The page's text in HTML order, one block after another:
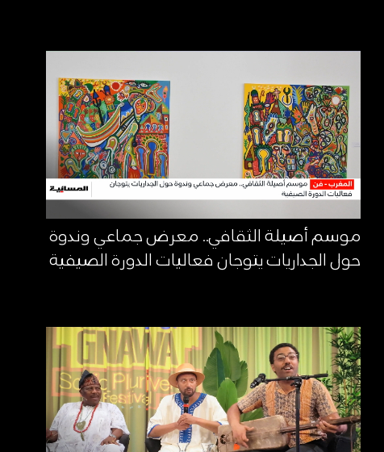
موسم أصيلة الثقافي.. معرض جماعي وندوة
حول الجداريات يتوجان فعاليات الدورة الصيفية